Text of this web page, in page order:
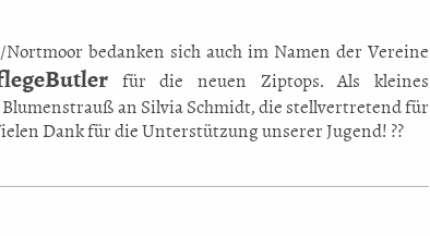
bedanken sich auch im Namen der Vereine
für die neuen Ziptops. Als kleines
an Silvia Schmidt, die stellvertretend für
Dank für die Unterstützung unserer Jugend! ??